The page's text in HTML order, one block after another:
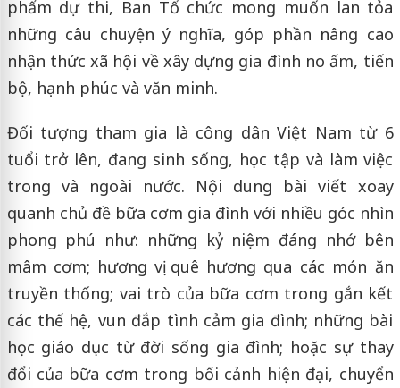
phẩm dự thi, Ban Tổ chức mong muốn lan tỏa
những câu chuyện ý nghĩa, góp phần nâng cao
nhận thức xã hội về xây dựng gia đình no ấm, tiến
bộ, hạnh phúc và văn minh.
Đối tượng tham gia là công dân Việt Nam từ 6
tuổi trở lên, đang sinh sống, học tập và làm việc
trong và ngoài nước. Nội dung bài viết xoay
quanh chủ đề bữa cơm gia đình với nhiều góc nhìn
phong phú như: những kỷ niệm đáng nhớ bên
mâm cơm; hương vị quê hương qua các món ăn
truyền thống; vai trò của bữa cơm trong gắn kết
các thế hệ, vun đắp tình cảm gia đình; những bài
học giáo dục từ đời sống gia đình; hoặc sự thay
đổi của bữa cơm trong bối cảnh hiện đại, chuyển